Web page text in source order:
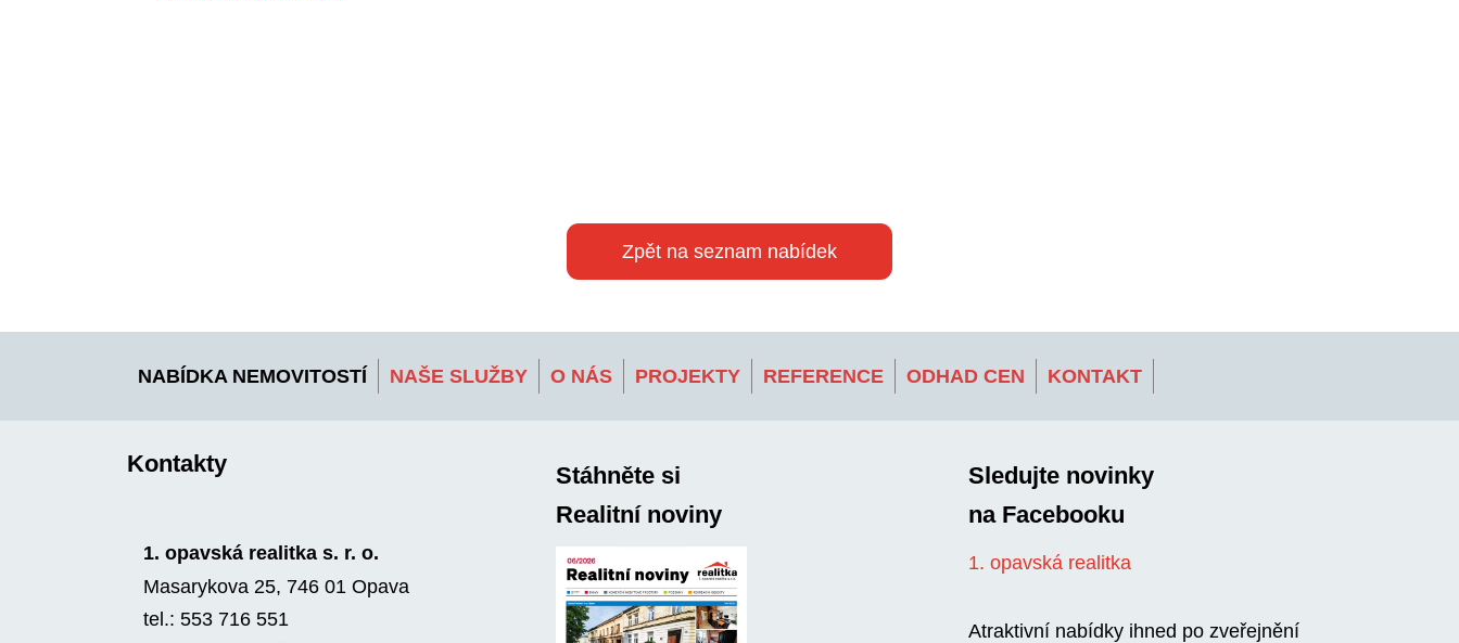
Zpět na seznam nabídek
NABÍDKA NEMOVITOSTÍ NAŠE SLUŽBY O NÁS PROJEKTY REFERENCE ODHAD CEN KONTAKT
Kontakty
1. opavská realitka s. r. o.
Masarykova 25, 746 01 Opava
tel.: 553 716 551
Stáhněte si
Realitní noviny
Sledujte novinky
na Facebooku
1. opavská realitka
Atraktivní nabídky ihned po zveřejnění